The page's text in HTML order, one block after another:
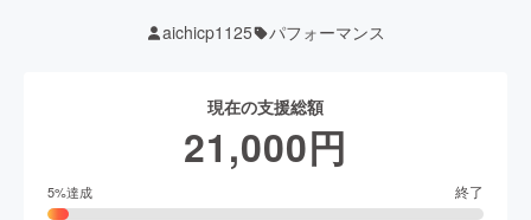
aichicp1125 パフォーマンス
現在の支援総額
21,000円
5%達成 終了